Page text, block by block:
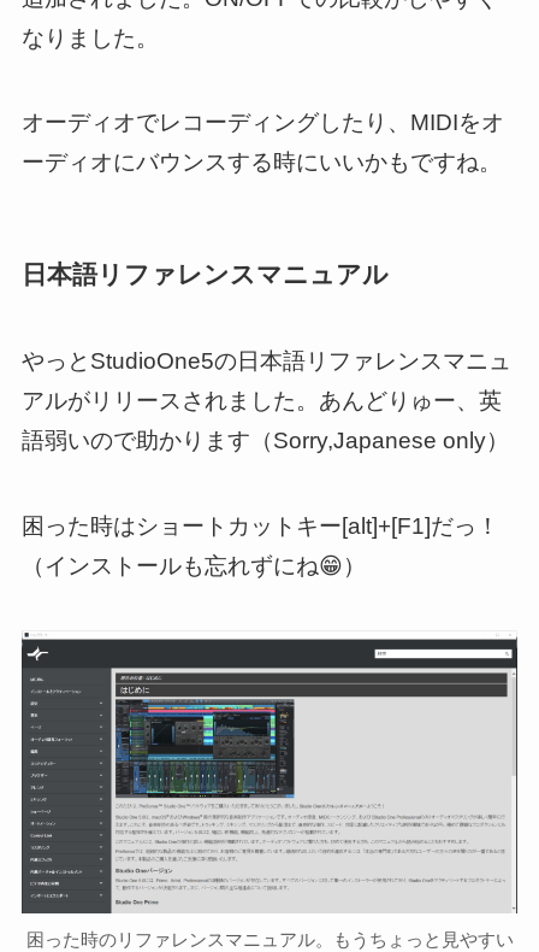
なりました。
オーディオでレコーディングしたり、MIDIをオ
ーディオにバウンスする時にいいかもですね。
日本語リファレンスマニュアル
やっとStudioOne5の日本語リファレンスマニュ
アルがリリースされました。あんどりゅー、英
語弱いので助かります（Sorry,Japanese only）
困った時はショートカットキー[alt]+[F1]だっ！
（インストールも忘れずにね😁）
困った時のリファレンスマニュアル。もうちょっと見やすい